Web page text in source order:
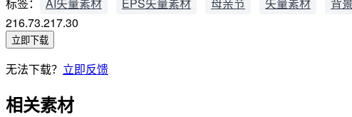
216.73.217.30
立即下载
无法下载？ 立即反馈
相关素材